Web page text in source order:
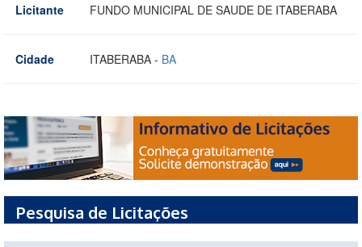
Licitante
FUNDO MUNICIPAL DE SAUDE DE ITABERABA
Cidade ITABERABA - BA
Pesquisa de Licitações